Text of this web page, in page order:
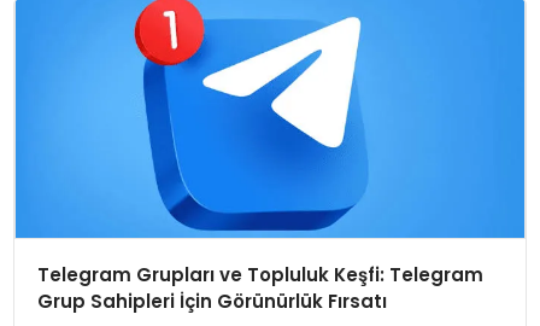
Telegram Grupları ve Topluluk Keşfi: Telegram
Grup Sahipleri İçin Görünürlük Fırsatı